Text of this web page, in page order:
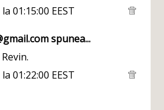
01:15:00 EEST
spunea...
01:22:00 EEST